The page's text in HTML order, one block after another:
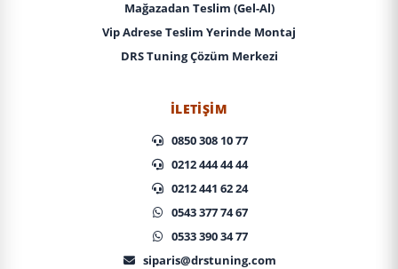
Mağazadan Teslim (Gel-Al)
Vip Adrese Teslim Yerinde Montaj
DRS Tuning Çözüm Merkezi
İLETIŞIM
0850 308 10 77
0212 444 44 44
0212 441 62 24
0543 377 74 67
0533 390 34 77
siparis@drstuning.com